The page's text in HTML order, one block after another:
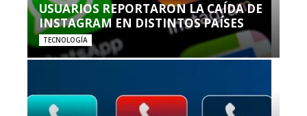
USUARIOS REPORTARON LA CAÍDA DE
INSTAGRAM EN DISTINTOS PAÍSES
TECNOLOGÍA